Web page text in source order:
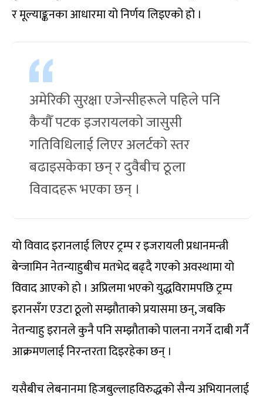
र मूल्याङ्कनका आधारमा यो निर्णय लिइएको हो ।
अमेरिकी सुरक्षा एजेन्सीहरूले पहिले पनि
कैयौँ पटक इजरायलको जासुसी
गतिविधिलाई लिएर अलर्टको स्तर
बढाइसकेका छन् र दुवैबीच ठूला
विवादहरू भएका छन् ।
यो विवाद इरानलाई लिएर ट्रम्प र इजरायली प्रधानमन्त्री
बेन्जामिन नेतन्याहुबीच मतभेद बढ्दै गएको अवस्थामा यो
विवाद आएको हो । अप्रिलमा भएको युद्धविरामपछि ट्रम्प
इरानसँग एउटा ठूलो सम्झौताको प्रयासमा छन्, जबकि
नेतन्याहु इरानले कुनै पनि सम्झौताको पालना नगर्ने दाबी गर्नै
आक्रमणलाई निरन्तरता दिइरहेका छन् ।
यसैबीच लेबनानमा हिजबुल्लाहविरुद्धको सैन्य अभियानलाई